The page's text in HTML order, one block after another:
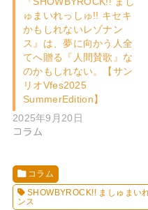
ゅまいれっしゅ!! キセキ
かもしれないレゾナン
ス』は、夢に向かう人全
てへ贈る『人間賛歌』な
のかもしれない。【サン
リオVfes2025
SummerEdition】
2025年9月20日
コラム
コラム
SHOWBYROCK!! ましゅまい
ンス